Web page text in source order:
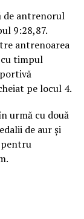
de antrenorul
9:28,87.
antrenoarea
cu timpul
pe locul 4.
urmă cu două
de aur și